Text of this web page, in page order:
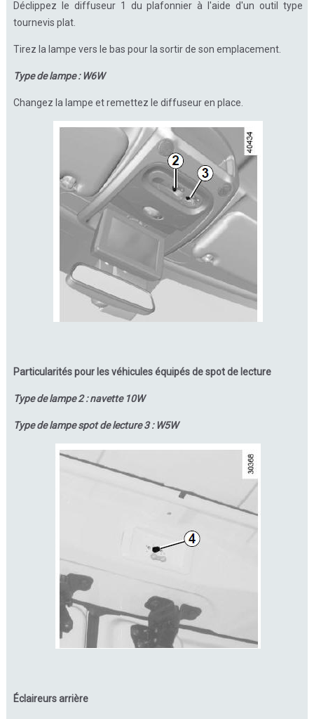
Déclippez le diffuseur 1 du plafonnier à l'aide d'un outil type
tournevis plat.
Tirez la lampe vers le bas pour la sortir de son emplacement.
Type de lampe : W6W
Changez la lampe et remettez le diffuseur en place.
Particularités pour les véhicules équipés de spot de lecture
Type de lampe 2 : navette 10W
Type de lampe spot de lecture 3 : W5W
Éclaireurs arrière